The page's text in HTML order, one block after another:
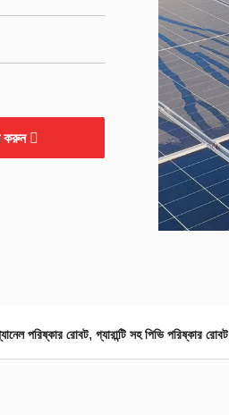
করুন
পরিষ্কার রোবট, গ্যারান্টি সহ পিভি পরিষ্কার রোবট